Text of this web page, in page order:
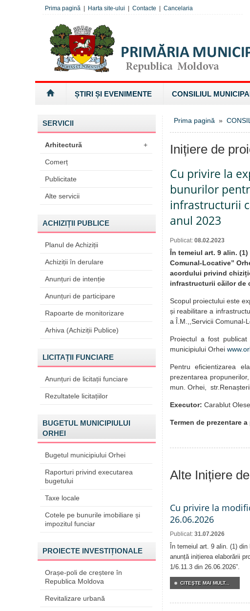
Prima pagină Harta site-ului Contacte Cancelaria
ȘTIRI ȘI EVENIMENTE CONSILIUL
SERVICII
Arhitectură +
Comerț
Publicitate
Alte servicii
ACHIZIȚII PUBLICE
Planul de Achiziții
Achiziții în derulare
Anunțuri de intenție
Anunțuri de participare
Rapoarte de monitorizare
Arhiva (Achiziții Publice)
LICITAȚII FUNCIARE
Anunțuri de licitații funciare
Rezultatele licitațiilor
BUGETUL MUNICIPIULUI
ORHEI
Bugetul municipiului Orhei
Raporturi privind executarea
bugetului
Taxe locale
Cotele pe bunurile imobiliare și
impozitul funciar
PROIECTE INVESTIȚIONALE
Orașe-poli de creștere în
Republica Moldova
Revitalizare urbană
Prima pagină »
Inițiere de
Cu privire la
bunurilor
infrastructurii
anul 2023
Publicat: 08.02.2023
În temeiul art. 9 alin.
Comunal-Locative”
acordului privind
infrastructurii căilor de
Scopul proiectului este
și reabilitare a
a Î.M.,,Servicii Comunal-
Proiectul a fost
municipiului Orhei
Pentru eficientizarea
prezentarea
mun. Orhei,
Executor: Carablut
Termen de prezentare
Alte Inițiere
Cu privire la
26.06.2026
Publicat: 31.07.2026
În temeiul art. 9 alin. (1)
anunță inițierea elaborării
1/6.11.3 din 26.06.2026”.
CITEŞTE MAI MULT...